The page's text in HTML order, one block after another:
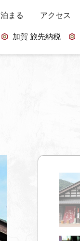
泊まる アクセス
加賀 旅先納税